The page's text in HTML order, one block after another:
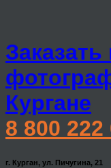
Кургане
8 800 222
г. Курган, ул. Пичугина, 21